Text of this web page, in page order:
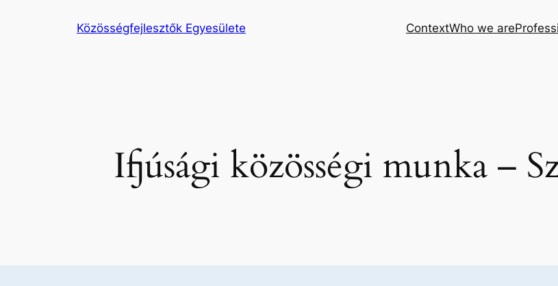
Közösségfejlesztők Egyesülete ContextWho we are
Ifjúsági közösségi munka –